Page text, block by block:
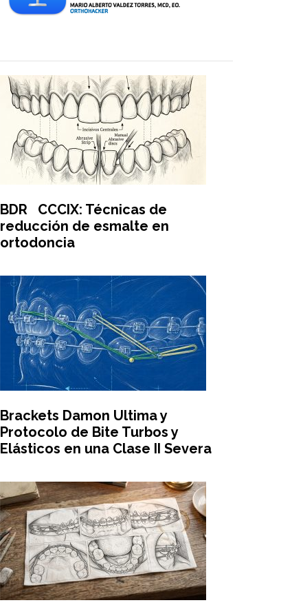
BDR CCCIX: Técnicas de
reducción de esmalte en
ortodoncia
Brackets Damon Ultima y
Protocolo de Bite Turbos y
Elásticos en una Clase II Severa